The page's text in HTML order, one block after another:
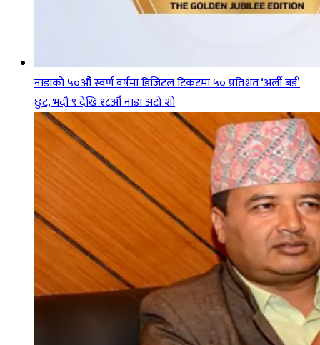
नाडाको ५०औँ स्वर्ण वर्षमा डिजिटल टिकटमा ५० प्रतिशत ‘अर्ली बर्ड’
छुट, भदौ ९ देखि १८औँ नाडा अटो शो